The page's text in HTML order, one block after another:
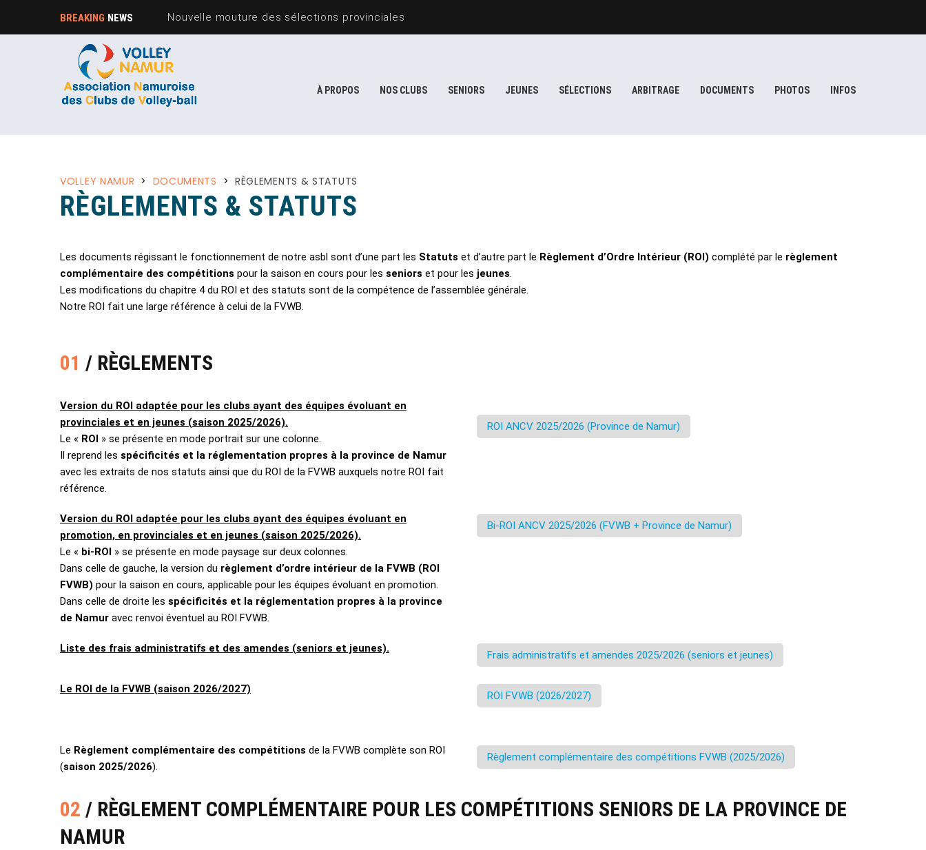
BREAKING NEWS
À PROPOS NOS CLUBS SENIORS JEUNES SÉLECTIONS ARBITRAGE DOCUMENTS PHOTOS INFOS
VOLLEY NAMUR > DOCUMENTS > RÈGLEMENTS & STATUTS
RÈGLEMENTS & STATUTS
Les documents régissant le fonctionnement de notre asbl sont d’une part les Statuts et d’autre part le Règlement d’Ordre Intérieur (ROI) complété par le règlement
complémentaire des compétitions pour la saison en cours pour les seniors et pour les jeunes.
Les modifications du chapitre 4 du ROI et des statuts sont de la compétence de l’assemblée générale.
Notre ROI fait une large référence à celui de la FVWB.
01 / RÈGLEMENTS
Version du ROI adaptée pour les clubs ayant des équipes évoluant en
provinciales et en jeunes (saison 2025/2026).
Le « ROI » se présente en mode portrait sur une colonne.
Il reprend les spécificités et la réglementation propres à la province de Namur
avec les extraits de nos statuts ainsi que du ROI de la FVWB auxquels notre ROI fait
référence.
ROI ANCV 2025/2026 (Province de Namur)
Version du ROI adaptée pour les clubs ayant des équipes évoluant en
promotion, en provinciales et en jeunes (saison 2025/2026).
Le « bi-ROI » se présente en mode paysage sur deux colonnes.
Dans celle de gauche, la version du règlement d’ordre intérieur de la FVWB (ROI
FVWB) pour la saison en cours, applicable pour les équipes évoluant en promotion.
Dans celle de droite les spécificités et la réglementation propres à la province
de Namur avec renvoi éventuel au ROI FVWB.
Bi-ROI ANCV 2025/2026 (FVWB + Province de Namur)
Liste des frais administratifs et des amendes (seniors et jeunes).
Frais administratifs et amendes 2025/2026 (seniors et jeunes)
Le ROI de la FVWB (saison 2026/2027)
ROI FVWB (2026/2027)
Le Règlement complémentaire des compétitions de la FVWB complète son ROI
(saison 2025/2026).
Règlement complémentaire des compétitions FVWB (2025/2026)
02 / RÈGLEMENT COMPLÉMENTAIRE POUR LES COMPÉTITIONS SENIORS DE LA PROVINCE DE
NAMUR